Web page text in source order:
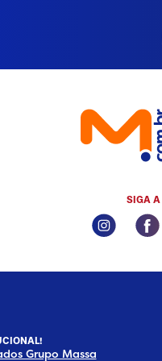
SIGA A
Grupo Massa